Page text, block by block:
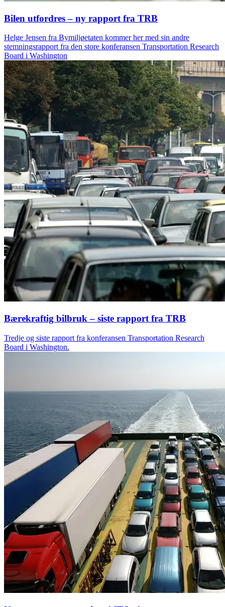
Bilen utfordres – ny rapport fra TRB
Helge Jensen fra Bymiljøetaten kommer her med sin andre
stemningsrapport fra den store konferansen Transportation Research
Board i Washington
Bærekraftig bilbruk – siste rapport fra TRB
Tredje og siste rapport fra konferansen Transportation Research
Board i Washington.